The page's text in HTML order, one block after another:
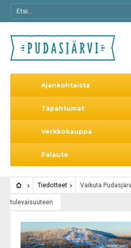
Ajankohtaista
Tapahtumat
Verkkokauppa
Palaute
Tiedotteet Vaikuta
tulevaisuuteen